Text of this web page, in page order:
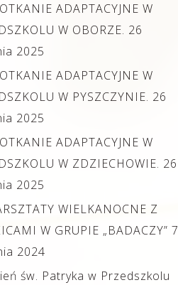
ADAPTACYJNE W
W OBORZE. 26
2025
ADAPTACYJNE W
W PYSZCZYNIE. 26
2025
ADAPTACYJNE W
W ZDZIECHOWIE. 26
2025
WIELKANOCNE Z
W GRUPIE „BADACZY” 7
2024
św. Patryka w Przedszkolu